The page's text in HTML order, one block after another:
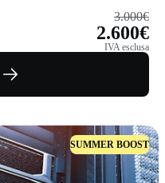
3.000€
2.600€
IVA esclusa
SUMMER BOOST